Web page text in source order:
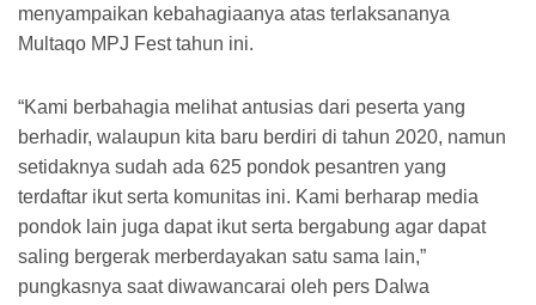
menyampaikan kebahagiaanya atas terlaksananya
Multaqo MPJ Fest tahun ini.
“Kami berbahagia melihat antusias dari peserta yang
berhadir, walaupun kita baru berdiri di tahun 2020, namun
setidaknya sudah ada 625 pondok pesantren yang
terdaftar ikut serta komunitas ini. Kami berharap media
pondok lain juga dapat ikut serta bergabung agar dapat
saling bergerak merberdayakan satu sama lain,”
pungkasnya saat diwawancarai oleh pers Dalwa